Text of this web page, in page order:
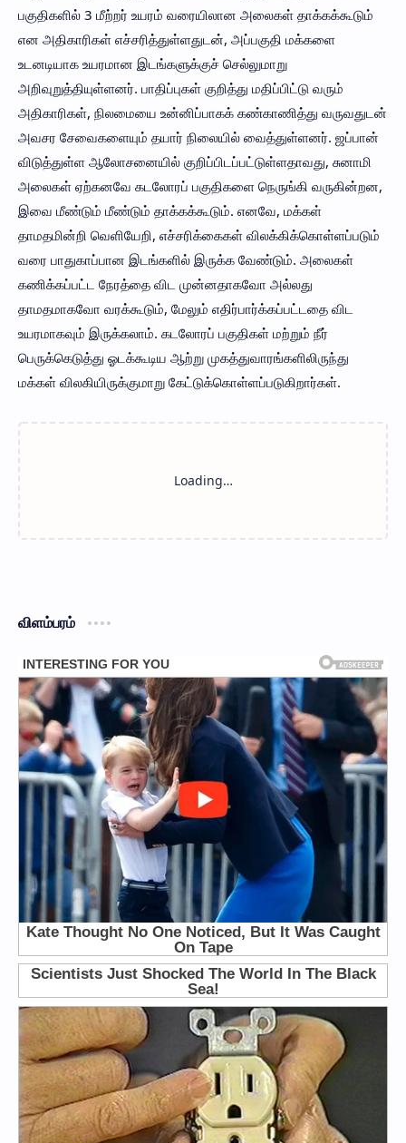
பகுதிகளில் 3 மீற்றர் உயரம் வரையிலான அலைகள் தாக்கக்கூடும்
என அதிகாரிகள் எச்சரித்துள்ளதுடன், அப்பகுதி மக்களை
உடனடியாக உயரமான இடங்களுக்குச் செல்லுமாறு
அறிவுறுத்தியுள்ளனர். பாதிப்புகள் குறித்து மதிப்பிட்டு வரும்
அதிகாரிகள், நிலமையை உன்னிப்பாகக் கண்காணித்து வருவதுடன்
அவசர சேவைகளையும் தயார் நிலையில் வைத்துள்ளனர். ஜப்பான்
விடுத்துள்ள ஆலோசனையில் குறிப்பிடப்பட்டுள்ளதாவது, சுனாமி
அலைகள் ஏற்கனவே கடலோரப் பகுதிகளை நெருங்கி வருகின்றன,
இவை மீண்டும் மீண்டும் தாக்கக்கூடும். எனவே, மக்கள்
தாமதமின்றி வெளியேறி, எச்சரிக்கைகள் விலக்கிக்கொள்ளப்படும்
வரை பாதுகாப்பான இடங்களில் இருக்க வேண்டும். அலைகள்
கணிக்கப்பட்ட நேரத்தை விட முன்னதாகவோ அல்லது
தாமதமாகவோ வரக்கூடும், மேலும் எதிர்பார்க்கப்பட்டதை விட
உயரமாகவும் இருக்கலாம். கடலோரப் பகுதிகள் மற்றும் நீர்
பெருக்கெடுத்து ஓடக்கூடிய ஆற்று முகத்துவாரங்களிலிருந்து
மக்கள் விலகியிருக்குமாறு கேட்டுக்கொள்ளப்படுகிறார்கள்.
விளம்பரம்